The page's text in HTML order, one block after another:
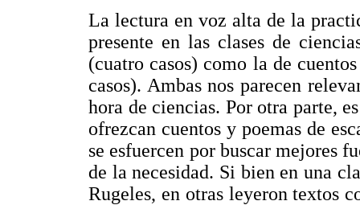
La lectura en voz alta de la
presente en las clases de
(cuatro casos) como la de
casos). Ambas nos parecen
hora de ciencias. Por otra parte,
ofrezcan cuentos y poemas de
se esfuercen por buscar mejores
de la necesidad. Si bien en una
Rugeles, en otras leyeron textos